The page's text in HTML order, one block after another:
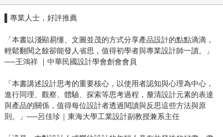
▌專業人士，好評推薦
「本書以淺顯易懂、文圖並茂的方式分享產品設計的點點滴滴，
輕鬆翻閱之餘卻能發人省思，值得初學者與專業設計師一讀。」
──王鴻祥 ｜中華民國設計學會創會會員
「本書講述設計思考的重要核心，以使用者認知與心理為中心，
進行同理、觀察、體驗、探索等思考過程，釐清設計元素的表達
與產品的關係，值得每位設計者透過閱讀與反思這些方法與原
則。」──呂佳珍｜東海大學工業設計副教授兼系主任